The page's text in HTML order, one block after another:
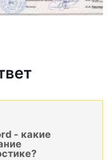
- какие